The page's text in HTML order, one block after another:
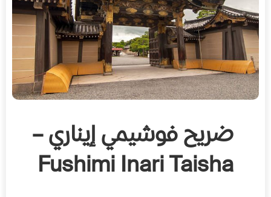
ضريح فوشيمي إيناري –
Fushimi Inari Taisha